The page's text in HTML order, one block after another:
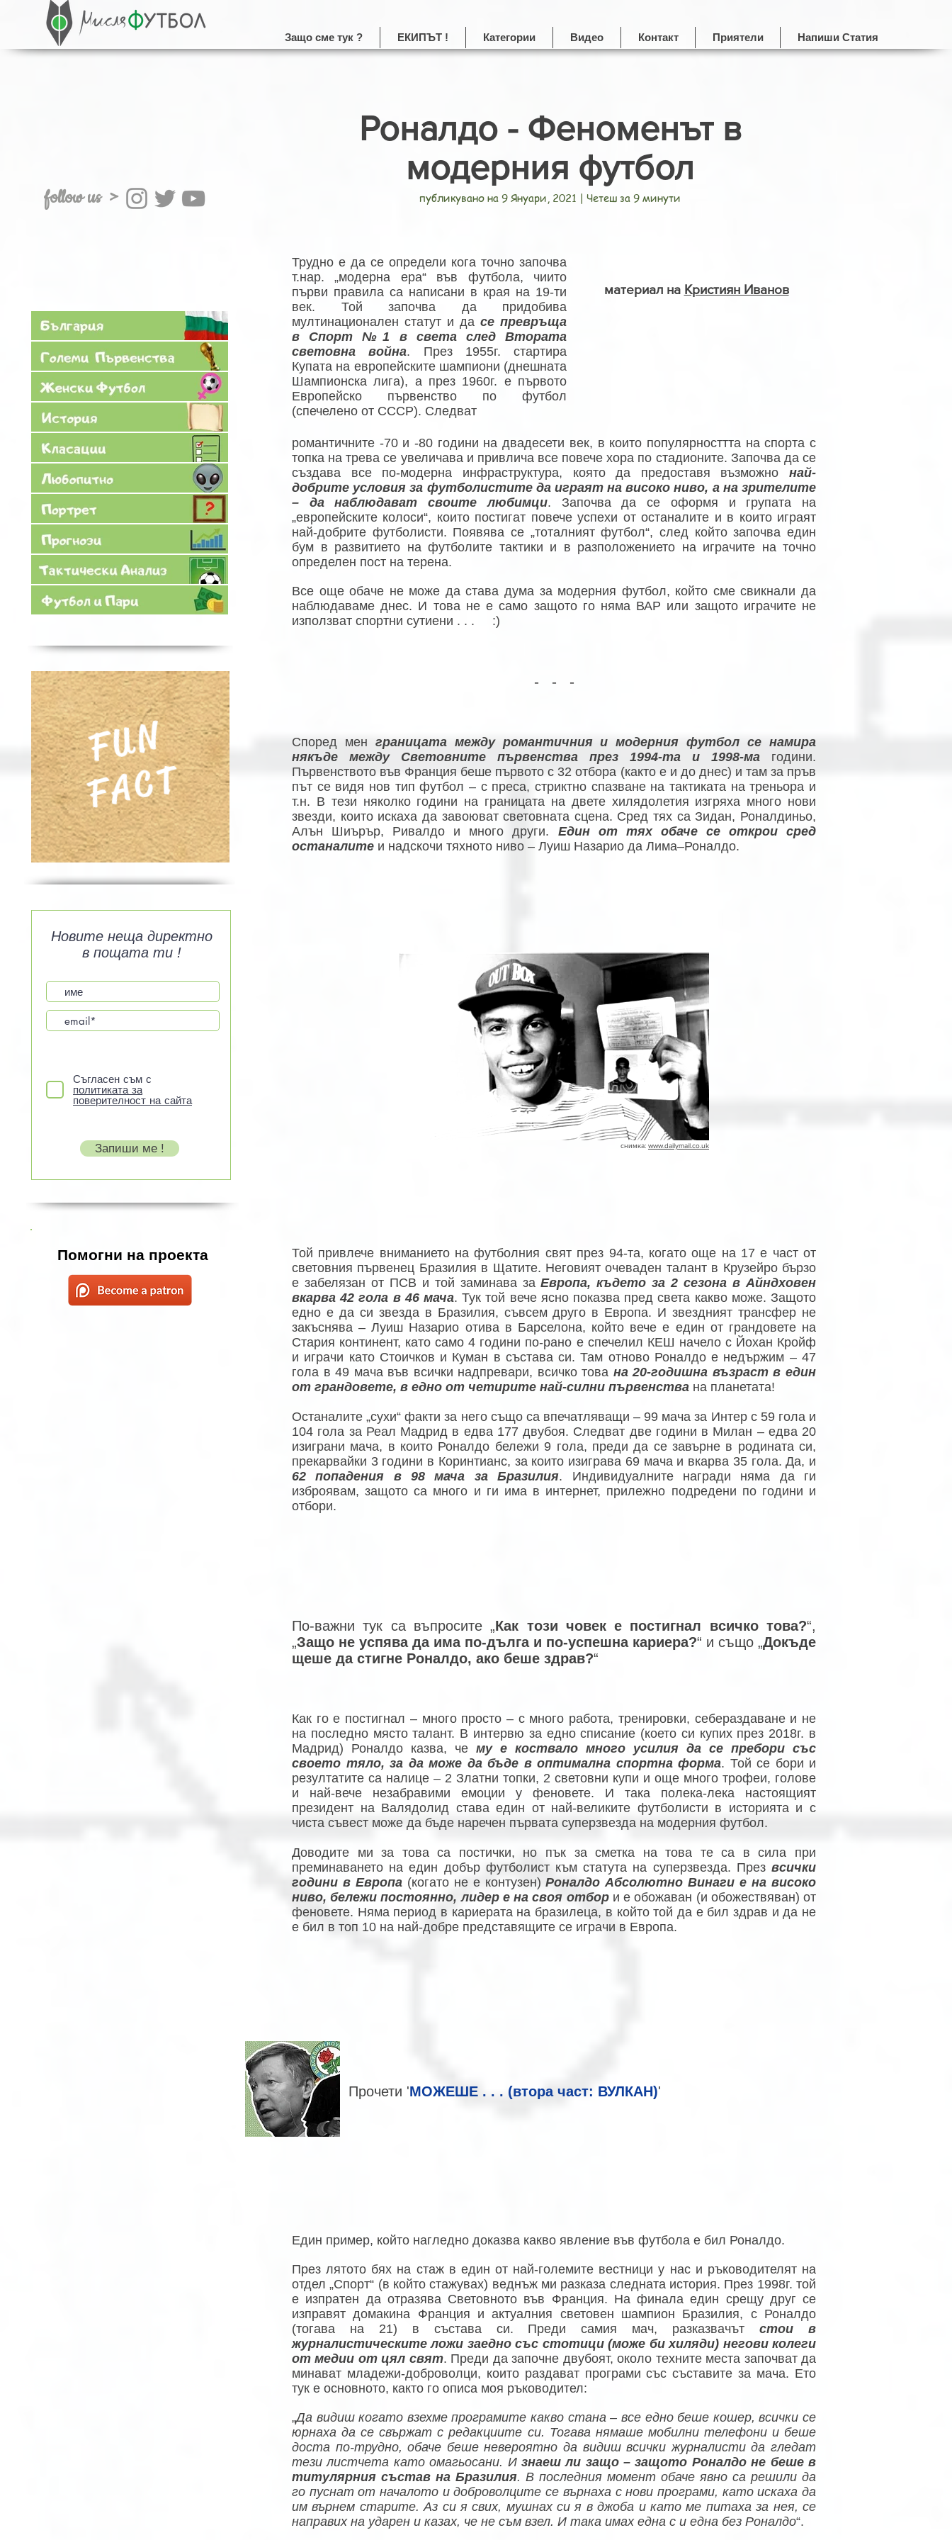
Защо сме тук ? ЕКИПЪТ ! Категории Видео Контакт Приятели Напиши Статия
Роналдо - Феноменът в
модерния футбол
публикувано на 9 Януари, 2021 | Четеш за 9 минути
Трудно е да се определи кога точно започва
т.нар. „модерна ера“ във футбола, чиито
първи правила са написани в края на 19-ти
век. Той започва да придобива
мултинационален статут и да се превръща
в Спорт №1 в света след Втората
световна война. През 1955г. стартира
Купата на европейските шампиони (днешната
Шампионска лига), а през 1960г. е първото
Европейско първенство по футбол
(спечелено от СССР). Следват
материал на Кристиян Иванов
романтичните -70 и -80 години на двадесети век, в които популярносттта на спорта с
топка на трева се увеличава и привлича все повече хора по стадионите. Започва да се
създава все по-модерна инфраструктура, която да предоставя възможно най-
добрите условия за футболистите да играят на високо ниво, а на зрителите
– да наблюдават своите любимци. Започва да се оформя и групата на
„европейските колоси“, които постигат повече успехи от останалите и в които играят
най-добрите футболисти. Появява се „тоталният футбол“, след който започва един
бум в развитието на футболите тактики и в разположението на играчите на точно
определен пост на терена.
Все още обаче не може да става дума за модерния футбол, който сме свикнали да
наблюдаваме днес. И това не е само защото го няма ВАР или защото играчите не
използват спортни сутиени . . . :)
- - -
Според мен границата между романтичния и модерния футбол се намира
някъде между Световните първенства през 1994-та и 1998-ма години.
Първенството във Франция беше първото с 32 отбора (както е и до днес) и там за пръв
път се видя нов тип футбол – с преса, стриктно спазване на тактиката на треньора и
т.н. В тези няколко години на границата на двете хилядолетия изгряха много нови
звезди, които искаха да завоюват световната сцена. Сред тях са Зидан, Роналдиньо,
Алън Шиърър, Ривалдо и много други. Един от тях обаче се открои сред
останалите и надскочи тяхното ниво – Луиш Назарио да Лима–Роналдо.
снимка: www.dailymail.co.uk
Той привлече вниманието на футболния свят през 94-та, когато още на 17 е част от
световния първенец Бразилия в Щатите. Неговият очеваден талант в Крузейро бързо
е забелязан от ПСВ и той заминава заЕвропа, където за 2 сезона в Айндховен
вкарва 42 гола в 46 мача. Тук той вече ясно показва пред света какво може. Защото
едно е да си звезда в Бразилия, съвсем друго в Европа. И звездният трансфер не
закъснява – Луиш Назарио отива в Барселона, който вече е един от грандовете на
Стария континент, като само 4 години по-рано е спечелил КЕШ начело с Йохан Кройф
и играчи като Стоичков и Куман в състава си. Там отново Роналдо е недържим – 47
гола в 49 мача във всички надпревари, всичко това на 20-годишна възраст в един
от грандовете, в едно от четирите най-силни първенства на планетата!
Останалите „сухи“ факти за него също са впечатляващи – 99 мача за Интер с 59 гола и
104 гола за Реал Мадрид в едва 177 двубоя. Следват две години в Милан – едва 20
изиграни мача, в които Роналдо бележи 9 гола, преди да се завърне в родината си,
прекарвайки 3 години в Коринтианс, за които изиграва 69 мача и вкарва 35 гола. Да, и
62 попадения в 98 мача за Бразилия. Индивидуалните награди няма да ги
изброявам, защото са много и ги има в интернет, прилежно подредени по години и
отбори.
По-важни тук са въпросите „Как този човек е постигнал всичко това?“,
„Защо не успява да има по-дълга и по-успешна кариера?“ и също „Докъде
щеше да стигне Роналдо, ако беше здрав?“
Как го е постигнал – много просто – с много работа, тренировки, себераздаване и не
на последно място талант. В интервю за едно списание (което си купих през 2018г. в
Мадрид) Роналдо казва, че му е коствало много усилия да се пребори със
своето тяло, за да може да бъде в оптимална спортна форма. Той се бори и
резултатите са налице – 2 Златни топки, 2 световни купи и още много трофеи, голове
и най-вече незабравими емоции у феновете. И така полека-лека настоящият
президент на Валядолид става един от най-великите футболисти в историята и с
чиста съвест може да бъде наречен първата суперзвезда на модерния футбол.
Доводите ми за това са постички, но пък за сметка на това те са в сила при
преминаването на един добър футболист към статута на суперзвезда. През всички
години в Европа(когато не е контузен)Роналдо Абсолютно Винаги е на високо
ниво, бележи постоянно, лидер е на своя отбори е обожаван (и обожествяван) от
феновете. Няма период в кариерата на бразилеца, в който той да е бил здрав и да не
е бил в топ 10 на най-добре представящите се играчи в Европа.
Прочети 'МОЖЕШЕ . . . (втора част: ВУЛКАН)'
Един пример, който нагледно доказва какво явление във футбола е бил Роналдо.
През лятото бях на стаж в един от най-големите вестници у нас и ръководителят на
отдел „Спорт“ (в който стажувах) веднъж ми разказа следната история. През 1998г. той
е изпратен да отразява Световното във Франция. На финала един срещу друг се
изправят домакина Франция и актуалния световен шампион Бразилия, с Роналдо
(тогава на 21) в състава си. Преди самия мач, разказвачътстои в
журналистическите ложи заедно със стотици (може би хиляди) негови колеги
от медии от цял свят. Преди да започне двубоят, около техните места започват да
минават младежи-доброволци, които раздават програми със съставите за мача. Ето
тук е основното, както го описа моя ръководител:
„Да видиш когато взехме програмите какво стана – все едно беше кошер, всички се
юрнаха да се свържат с редакциите си. Тогава нямаше мобилни телефони и беше
доста по-трудно, обаче беше невероятно да видиш всички журналисти да гледат
тези листчета като омагьосани. И знаеш ли защо – защото Роналдо не беше в
титулярния състав на Бразилия. В последния момент обаче явно са решили да
го пуснат от началото и доброволците се върнаха с нови програми, като искаха да
им върнем старите. Аз си я свих, мушнах си я в джоба и като ме питаха за нея, се
направих на ударен и казах, че не съм взел. И така имах една с и една без Роналдо“.
Новите неща директно
в пощата ти !
Съгласен съм с
политиката за
поверителност на сайта
Запиши ме !
Помогни на проекта
follow us >
FUN
FACT